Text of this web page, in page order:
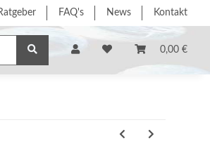
FAQ's News Kontakt
0,00 €
% Sonderangebote % Hersteller